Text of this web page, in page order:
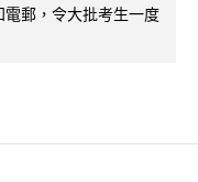
郵，令大批考生一度